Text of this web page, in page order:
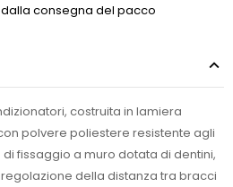
dalla consegna del pacco
costruita in lamiera
polvere poliestere resistente agli
fissaggio a muro dotata di dentini,
della distanza tra bracci